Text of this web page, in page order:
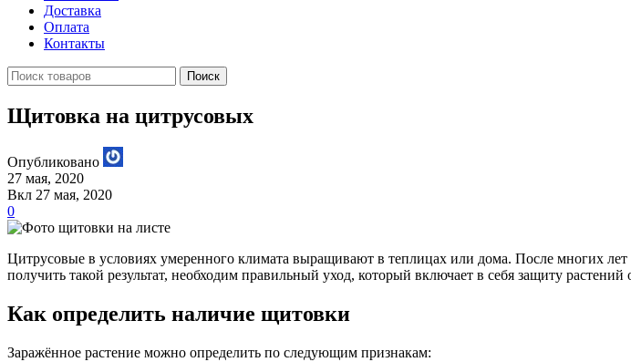
Доставка
Оплата
Контакты
Поиск
Щитовка на цитрусовых
Опубликовано
27 мая, 2020
Вкл 27 мая, 2020
0
Цитрусовые в условиях умеренного климата выращивают в теплицах или дома. После многих
получить такой результат, необходим правильный уход, который включает в себя защиту
Как определить наличие щитовки
Заражённое растение можно определить по следующим признакам: